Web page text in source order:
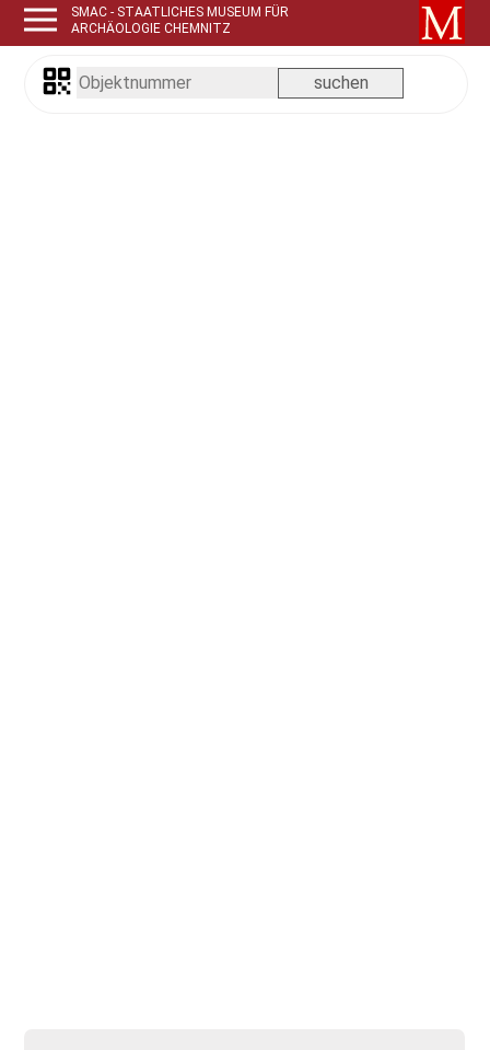
SMAC - STAATLICHES MUSEUM FÜR
ARCHÄOLOGIE CHEMNITZ